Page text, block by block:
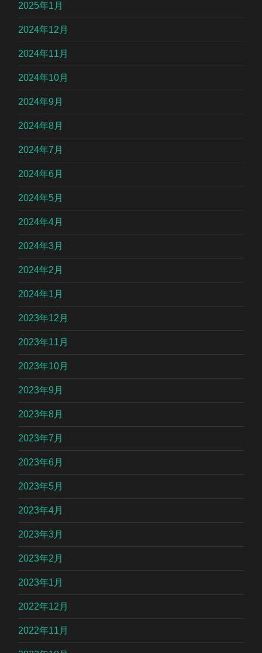
2025年1月
2024年12月
2024年11月
2024年10月
2024年9月
2024年8月
2024年7月
2024年6月
2024年5月
2024年4月
2024年3月
2024年2月
2024年1月
2023年12月
2023年11月
2023年10月
2023年9月
2023年8月
2023年7月
2023年6月
2023年5月
2023年4月
2023年3月
2023年2月
2023年1月
2022年12月
2022年11月